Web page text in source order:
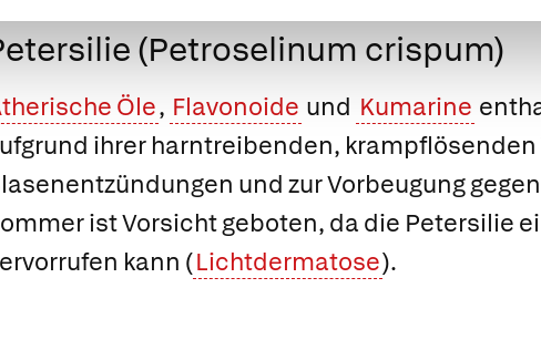
(Petroselinum crispum)
Öle, Flavonoide und Kumarine
ihrer harntreibenden, krampflösenden
und zur Vorbeugung
ist Vorsicht geboten, da die Petersilie
kann (Lichtdermatose).